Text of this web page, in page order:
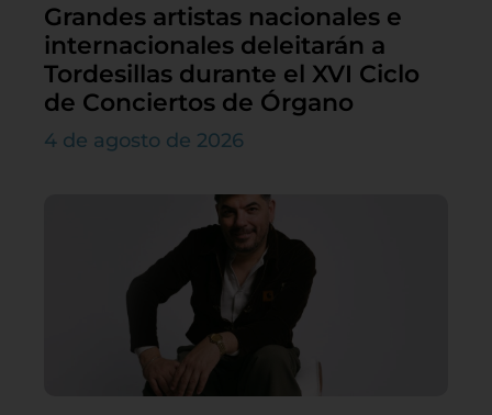
Grandes artistas nacionales e
internacionales deleitarán a
Tordesillas durante el XVI Ciclo
de Conciertos de Órgano
4 de agosto de 2026